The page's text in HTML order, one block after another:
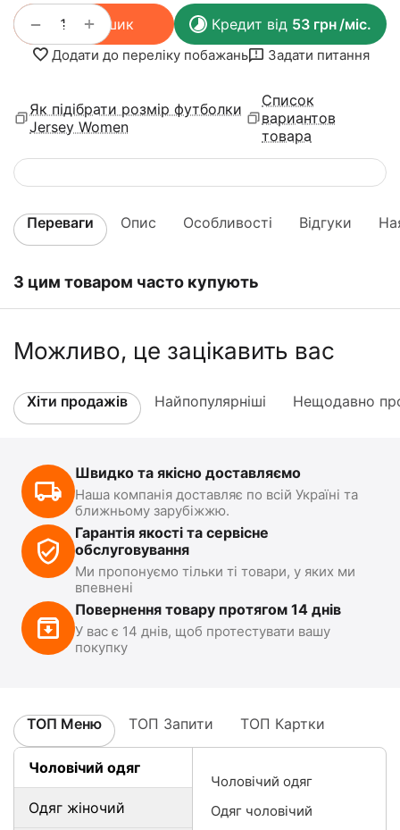
+
− У кошик Кредит від 53 грн/міс.
Додати до переліку побажань Задати питання
Як підібрати розмір футболки
Jersey Women
Список
вариантов
товара
Переваги Опис Особливості Відгуки
З цим товаром часто купують
Можливо, це зацікавить вас
Хіти продажів Найпопулярніші Нещодавно
Швидко та якісно доставляємо
Наша компанія доставляє по всій Україні та
ближньому зарубіжжю.
Гарантія якості та сервісне
обслуговування
Ми пропонуємо тільки ті товари, у яких ми
впевнені
Повернення товару протягом 14 днів
У вас є 14 днів, щоб протестувати вашу
покупку
ТОП Меню ТОП Запити ТОП Картки
Чоловічий одяг
Одяг жіночий
Чоловічий одяг
Одяг чоловічий